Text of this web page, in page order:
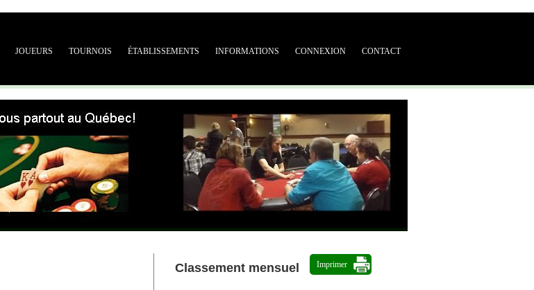
JOUEURS TOURNOIS ÉTABLISSEMENTS INFORMATIONS CONNEXION CONTACT
Classement mensuel Imprimer